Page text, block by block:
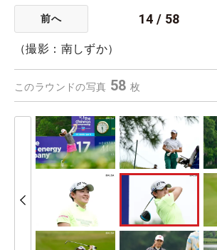
前へ 14 / 58
（撮影：南しずか）
このラウンドの写真 58枚